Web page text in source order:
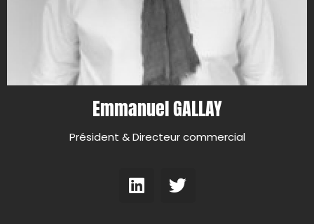
Emmanuel GALLAY
Président & Directeur commercial